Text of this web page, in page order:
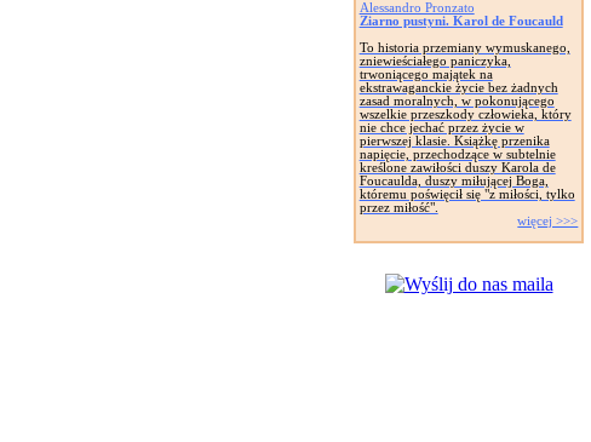
Alessandro Pronzato
Ziarno pustyni. Karol de Foucauld
To historia przemiany wymuskanego,
zniewieściałego paniczyka,
trwoniącego majątek na
ekstrawaganckie życie bez żadnych
zasad moralnych, w pokonującego
wszelkie przeszkody człowieka, który
nie chce jechać przez życie w
pierwszej klasie. Książkę przenika
napięcie, przechodzące w subtelnie
kreślone zawiłości duszy Karola de
Foucaulda, duszy miłującej Boga,
któremu poświęcił się "z miłości, tylko
przez miłość".
więcej >>>